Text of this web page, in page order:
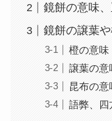
鏡餅の意味
鏡餅の譲葉
橙の意味
譲葉の意
昆布の意
語弊、四